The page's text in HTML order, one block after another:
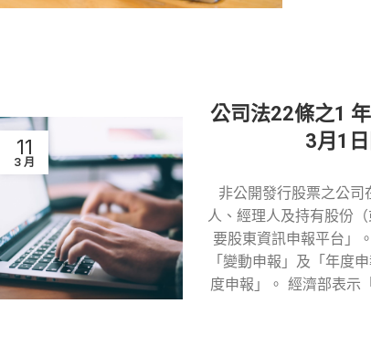
11
3 月
公司法22條之1
3月1
非公開發行股票之公司
人、經理人及持有股份
要股東資訊申報平台」
「變動申報」及「年度
度申報」。 經濟部表示